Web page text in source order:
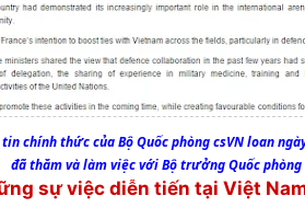
tin chính thức của Bộ Quốc phòng csVN loan
đã thăm và làm việc với Bộ trưởng Quốc phòng
sự việc diễn tiến tại Việt